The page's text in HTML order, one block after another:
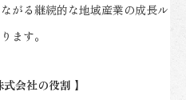
がる継続的な地域産業の成長ル
ます。
会社の役割 】